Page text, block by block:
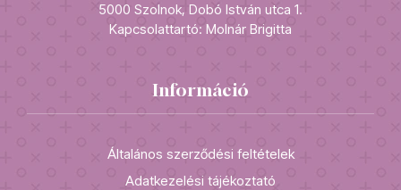
5000 Szolnok, Dobó István utca 1.
Kapcsolattartó: Molnár Brigitta
Információ
Általános szerződési feltételek
Adatkezelési tájékoztató